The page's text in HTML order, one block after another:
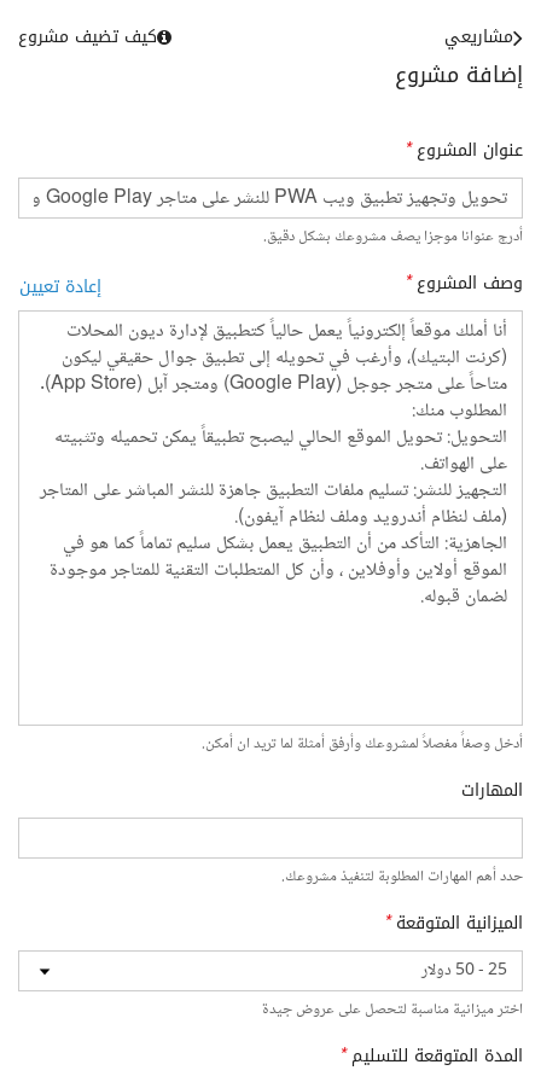
إضافة مشروع
مشاريعي كيف تضيف مشروع
عنوان المشروع*
أدرج عنوانا موجزا يصف مشروعك بشكل دقيق.
وصف المشروع* إعادة تعيين
أدخل وصفاً مفصلاً لمشروعك وأرفق أمثلة لما تريد ان أمكن.
المهارات
حدد أهم المهارات المطلوبة لتنفيذ مشروعك.
الميزانية المتوقعة*
اختر ميزانية مناسبة لتحصل على عروض جيدة
المدة المتوقعة للتسليم*